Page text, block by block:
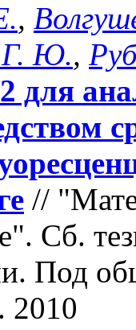
,
Г. Ю.,
//
Cб.
Под
2010